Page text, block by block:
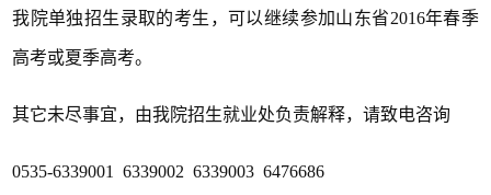
我院单独招生录取的考生，可以继续参加山东省2016年春季
高考或夏季高考。
其它未尽事宜，由我院招生就业处负责解释，请致电咨询
0535-6339001 6339002 6339003 6476686